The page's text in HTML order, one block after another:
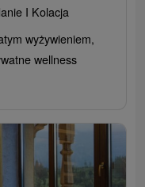
I Kolacja
wyżywieniem,
wellness